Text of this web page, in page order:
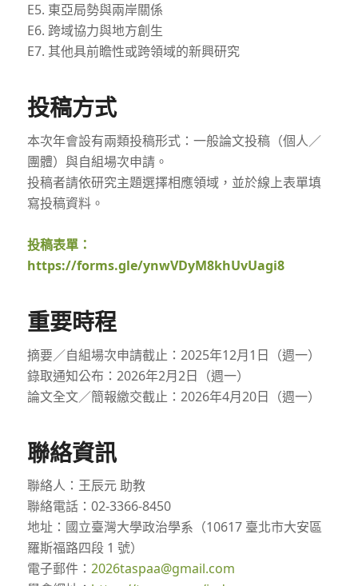
E5. 東亞局勢與兩岸關係
E6. 跨域協力與地方創生
E7. 其他具前瞻性或跨領域的新興研究
投稿方式
本次年會設有兩類投稿形式：一般論文投稿（個人／
團體）與自組場次申請。
投稿者請依研究主題選擇相應領域，並於線上表單填
寫投稿資料。
投稿表單：
https://forms.gle/ynwVDyM8khUvUagi8
重要時程
摘要／自組場次申請截止：2025年12月1日（週一）
錄取通知公布：2026年2月2日（週一）
論文全文／簡報繳交截止：2026年4月20日（週一）
聯絡資訊
聯絡人：王辰元 助教
聯絡電話：02-3366-8450
地址：國立臺灣大學政治學系（10617 臺北市大安區
羅斯福路四段 1 號）
電子郵件： 2026taspaa@gmail.com